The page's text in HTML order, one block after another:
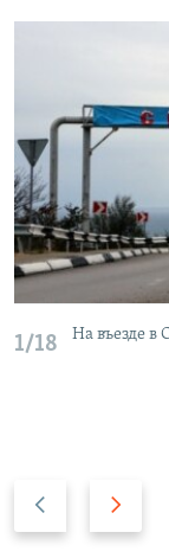
1/18 На въезде в